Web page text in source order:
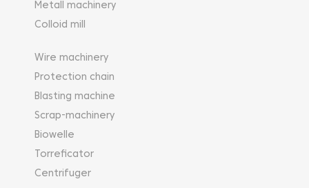
Metall machinery
Colloid mill
Wire machinery
Protection chain
Blasting machine
Scrap-machinery
Biowelle
Torreficator
Centrifuger